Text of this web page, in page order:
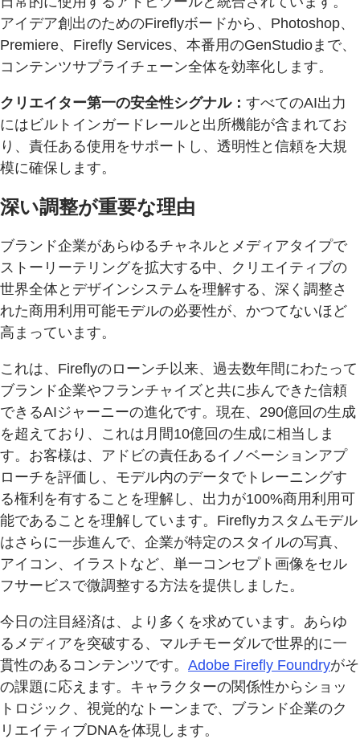
アイデア創出のためのFireflyボードから、Photoshop、
Premiere、Firefly Services、本番用のGenStudioまで、
コンテンツサプライチェーン全体を効率化します。
クリエイター第一の安全性シグナル： すべてのAI出力
にはビルトインガードレールと出所機能が含まれてお
り、責任ある使用をサポートし、透明性と信頼を大規
模に確保します。
深い調整が重要な理由
ブランド企業があらゆるチャネルとメディアタイプで
ストーリーテリングを拡大する中、クリエイティブの
世界全体とデザインシステムを理解する、深く調整さ
れた商用利用可能モデルの必要性が、かつてないほど
高まっています。
これは、Fireflyのローンチ以来、過去数年間にわたって
ブランド企業やフランチャイズと共に歩んできた信頼
できるAIジャーニーの進化です。現在、290億回の生成
を超えており、これは月間10億回の生成に相当しま
す。お客様は、アドビの責任あるイノベーションアプ
ローチを評価し、モデル内のデータでトレーニングす
る権利を有することを理解し、出力が100%商用利用可
能であることを理解しています。Fireflyカスタムモデル
はさらに一歩進んで、企業が特定のスタイルの写真、
アイコン、イラストなど、単一コンセプト画像をセル
フサービスで微調整する方法を提供しました。
今日の注目経済は、より多くを求めています。あらゆ
るメディアを突破する、マルチモーダルで世界的に一
貫性のあるコンテンツです。 Adobe Firefly Foundryがそ
の課題に応えます。キャラクターの関係性からショッ
トロジック、視覚的なトーンまで、ブランド企業のク
リエイティブDNAを体現します。